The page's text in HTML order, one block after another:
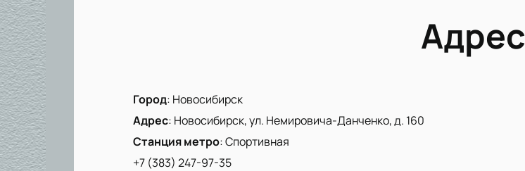
Адрес
Город: Новосибирск
Адрес: Новосибирск, ул. Немировича-Данченко, д. 160
Станция метро:Спортивная
+7 (383) 247-97-35